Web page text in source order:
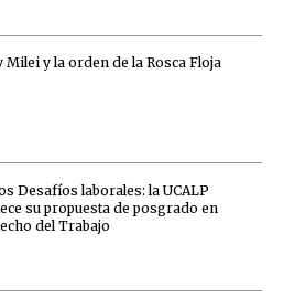
Milei y la orden de la Rosca Floja
Desafíos laborales: la UCALP
su propuesta de posgrado en
del Trabajo